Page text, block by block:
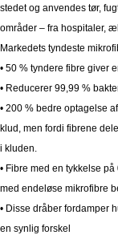
stedet og anvendes tør,
områder – fra hospitaler,
Markedets tyndeste
• 50 % tyndere fibre giver
• Reducerer 99,99 %
• 200 % bedre optagelse
klud, men fordi fibrene
i kluden.
• Fibre med en tykkelse
med endeløse mikrofibre
• Disse dråber fordamper
en synlig forskel